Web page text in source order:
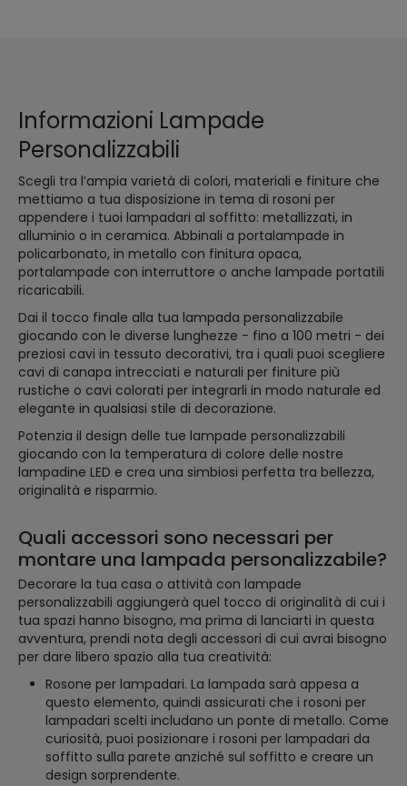
Informazioni Lampade
Personalizzabili
Scegli tra l’ampia varietà di colori, materiali e finiture che
mettiamo a tua disposizione in tema di rosoni per
appendere i tuoi lampadari al soffitto: metallizzati, in
alluminio o in ceramica. Abbinali a portalampade in
policarbonato, in metallo con finitura opaca,
portalampade con interruttore o anche lampade portatili
ricaricabili.
Dai il tocco finale alla tua lampada personalizzabile
giocando con le diverse lunghezze - fino a 100 metri - dei
preziosi cavi in tessuto decorativi, tra i quali puoi scegliere
cavi di canapa intrecciati e naturali per finiture più
rustiche o cavi colorati per integrarli in modo naturale ed
elegante in qualsiasi stile di decorazione.
Potenzia il design delle tue lampade personalizzabili
giocando con la temperatura di colore delle nostre
lampadine LED e crea una simbiosi perfetta tra bellezza,
originalità e risparmio.
Quali accessori sono necessari per
montare una lampada personalizzabile?
Decorare la tua casa o attività con lampade
personalizzabili aggiungerà quel tocco di originalità di cui i
tua spazi hanno bisogno, ma prima di lanciarti in questa
avventura, prendi nota degli accessori di cui avrai bisogno
per dare libero spazio alla tua creatività:
Rosone per lampadari. La lampada sarà appesa a
questo elemento, quindi assicurati che i rosoni per
lampadari scelti includano un ponte di metallo. Come
curiosità, puoi posizionare i rosoni per lampadari da
soffitto sulla parete anziché sul soffitto e creare un
design sorprendente.